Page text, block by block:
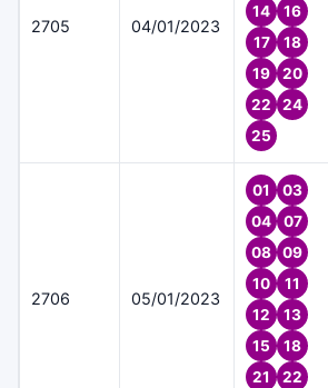
2705 04/01/2023
14
16
17
18
19
20
22
24
25
2706 05/01/2023
01
03
04
07
08
09
10
11
12
13
15
18
21
22